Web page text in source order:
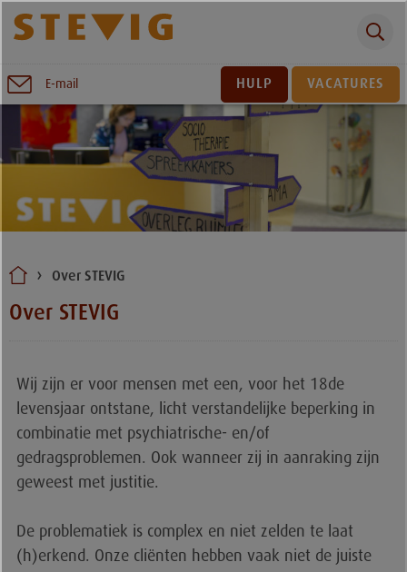
Naar
inhoud
E-mail HULP VACATURES
Over STEVIG
Over STEVIG
Wij zijn er voor mensen met een, voor het 18de
levensjaar ontstane, licht verstandelijke beperking in
combinatie met psychiatrische- en/of
gedragsproblemen. Ook wanneer zij in aanraking zijn
geweest met justitie.
De problematiek is complex en niet zelden te laat
(h)erkend. Onze cliënten hebben vaak niet de juiste
Sluiten